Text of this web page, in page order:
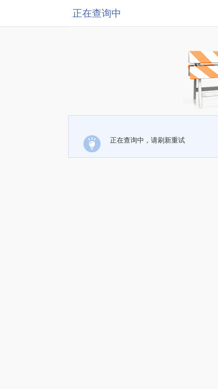
正在查询中
正在查询中，请刷新重试